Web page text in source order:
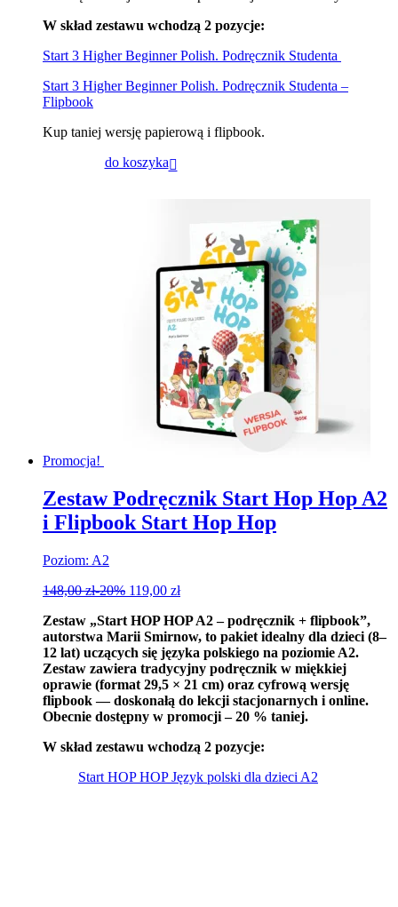
W skład zestawu wchodzą 2 pozycje:
Start 3 Higher Beginner Polish. Podręcznik Studenta
Start 3 Higher Beginner Polish. Podręcznik Studenta –
Flipbook
Kup taniej wersję papierową i flipbook.
do koszyka
Promocja!
Zestaw Podręcznik Start Hop Hop A2
i Flipbook Start Hop Hop
Poziom: A2
148,00zł-20% 119,00 zł
Zestaw „Start HOP HOP A2 – podręcznik + flipbook”,
autorstwa Marii Smirnow, to pakiet idealny dla dzieci (8–
12 lat) uczących się języka polskiego na poziomie A2.
Zestaw zawiera tradycyjny podręcznik w miękkiej
oprawie (format 29,5 × 21 cm) oraz cyfrową wersję
flipbook — doskonałą do lekcji stacjonarnych i online.
Obecnie dostępny w promocji – 20 % taniej.
W skład zestawu wchodzą 2 pozycje:
Start HOP HOP Język polski dla dzieci A2